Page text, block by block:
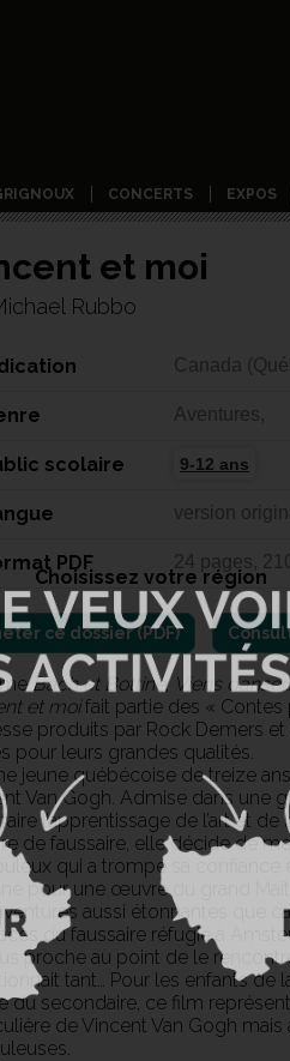
CONCERTS EXPOS
et moi
Rubbo
Canada
Aventures,
scolaire 9-12 ans
version
PDF 24 pages,
Bach et Bottine, Viens
et moifait partie des « Contes
produits par Rock Demers
pour leurs grandes qualités.
jeune québécoise de treize
Van Gogh. Admise dans une
l’apprentissage de l’art et
de faussaire, elle décide de
qui a trompé sa confiance
pour une œuvre du grand
aussi étonnantes que
du faussaire réfugié à
proche au point de le
tant… Pour les enfants
du secondaire, ce film
de Vincent Van Gogh
Choisissez votre région